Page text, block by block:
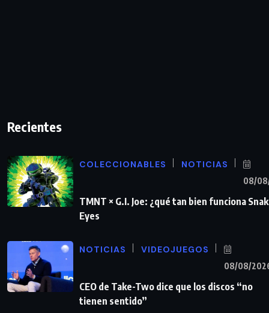
Recientes
COLECCIONABLES NOTICIAS
08/
TMNT × G.I. Joe: ¿qué tan bien funciona
Eyes
NOTICIAS VIDEOJUEGOS
08/08/
CEO de Take-Two dice que los discos “no
tienen sentido”